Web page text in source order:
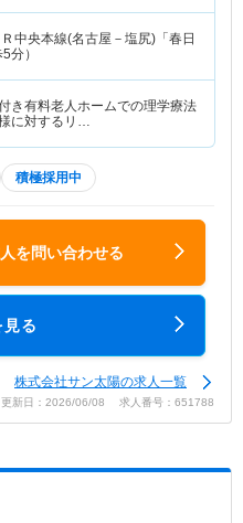
Ｒ中央本線(名古屋－塩尻)「春日
分）
き有料老人ホームでの理学療法
に対するリ…
積極採用中
を問い合わせる
る
株式会社サン太陽の求人一覧
更新日：2026/06/08 求人番号：651788